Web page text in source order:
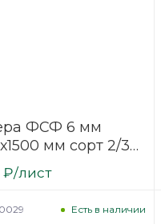
ФСФ 6 мм
мм сорт 2/3
₽/лист
Есть в наличии